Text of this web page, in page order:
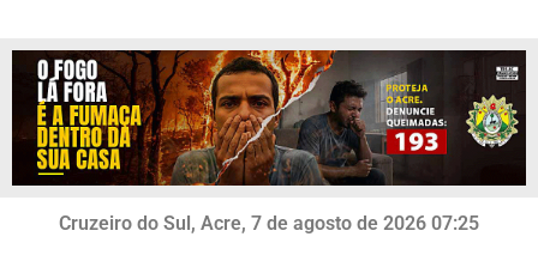
Cruzeiro do Sul, Acre, 7 de agosto de 2026 07:25